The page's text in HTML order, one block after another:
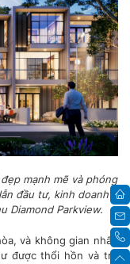
mạnh mẽ và phóng
đầu tư, kinh doanh
Diamond Parkview.
và không gian nhấp
được thổi hồn và trở